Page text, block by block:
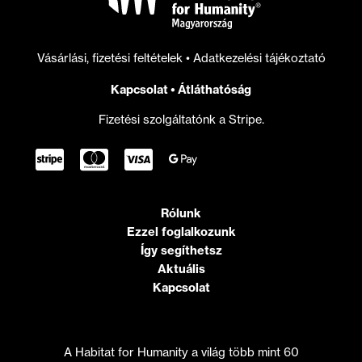
Vásárlási, fizetési feltételek • Adatkezelési tájékoztató
Kapcsolat• Átláthatóság
Fizetési szolgáltatónk a Stripe.
Rólunk
Ezzel foglalkozunk
Így segíthetsz
Aktuális
Kapcsolat
A Habitat for Humanity a világ több mint 60